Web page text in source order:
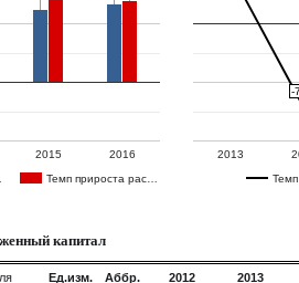
Темп прироста рас…
2015 2016 2013
--
капитал
Ед.изм. Аббр. 2012 2013